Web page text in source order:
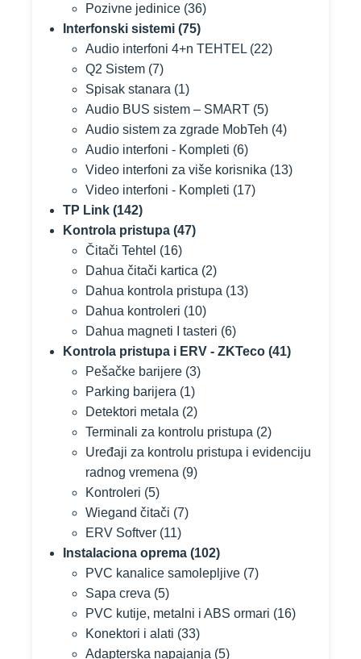
Pozivne jedinice (36)
Interfonski sistemi (75)
Audio interfoni 4+n TEHTEL (22)
Q2 Sistem (7)
Spisak stanara (1)
Audio BUS sistem – SMART (5)
Audio sistem za zgrade MobTeh (4)
Audio interfoni - Kompleti (6)
Video interfoni za više korisnika (13)
Video interfoni - Kompleti (17)
TP Link (142)
Kontrola pristupa (47)
Čitači Tehtel (16)
Dahua čitači kartica (2)
Dahua kontrola pristupa (13)
Dahua kontroleri (10)
Dahua magneti I tasteri (6)
Kontrola pristupa i ERV - ZKTeco (41)
Pešačke barijere (3)
Parking barijera (1)
Detektori metala (2)
Terminali za kontrolu pristupa (2)
Uređaji za kontrolu pristupa i evidenciju
radnog vremena (9)
Kontroleri (5)
Wiegand čitači (7)
ERV Softver (11)
Instalaciona oprema (102)
PVC kanalice samolepljive (7)
Sapa creva (5)
PVC kutije, metalni i ABS ormari (16)
Konektori i alati (33)
Adapterska napajanja (5)